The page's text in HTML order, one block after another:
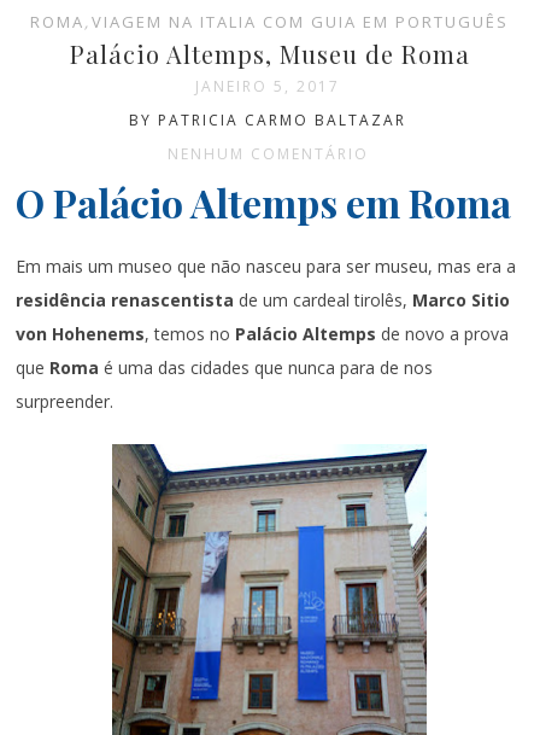
ROMA,VIAGEM NA ITALIA COM GUIA EM PORTUGUÊS
Palácio Altemps, Museu de Roma
JANEIRO 5, 2017
BY PATRICIA CARMO BALTAZAR
NENHUM COMENTÁRIO
O Palácio Altemps em Roma
Em mais um museo que não nasceu para ser museu, mas era a
residência renascentista de um cardeal tirolês, Marco Sitio
von Hohenems, temos no Palácio Altemps de novo a prova
que Romaé uma das cidades que nunca para de nos
surpreender.